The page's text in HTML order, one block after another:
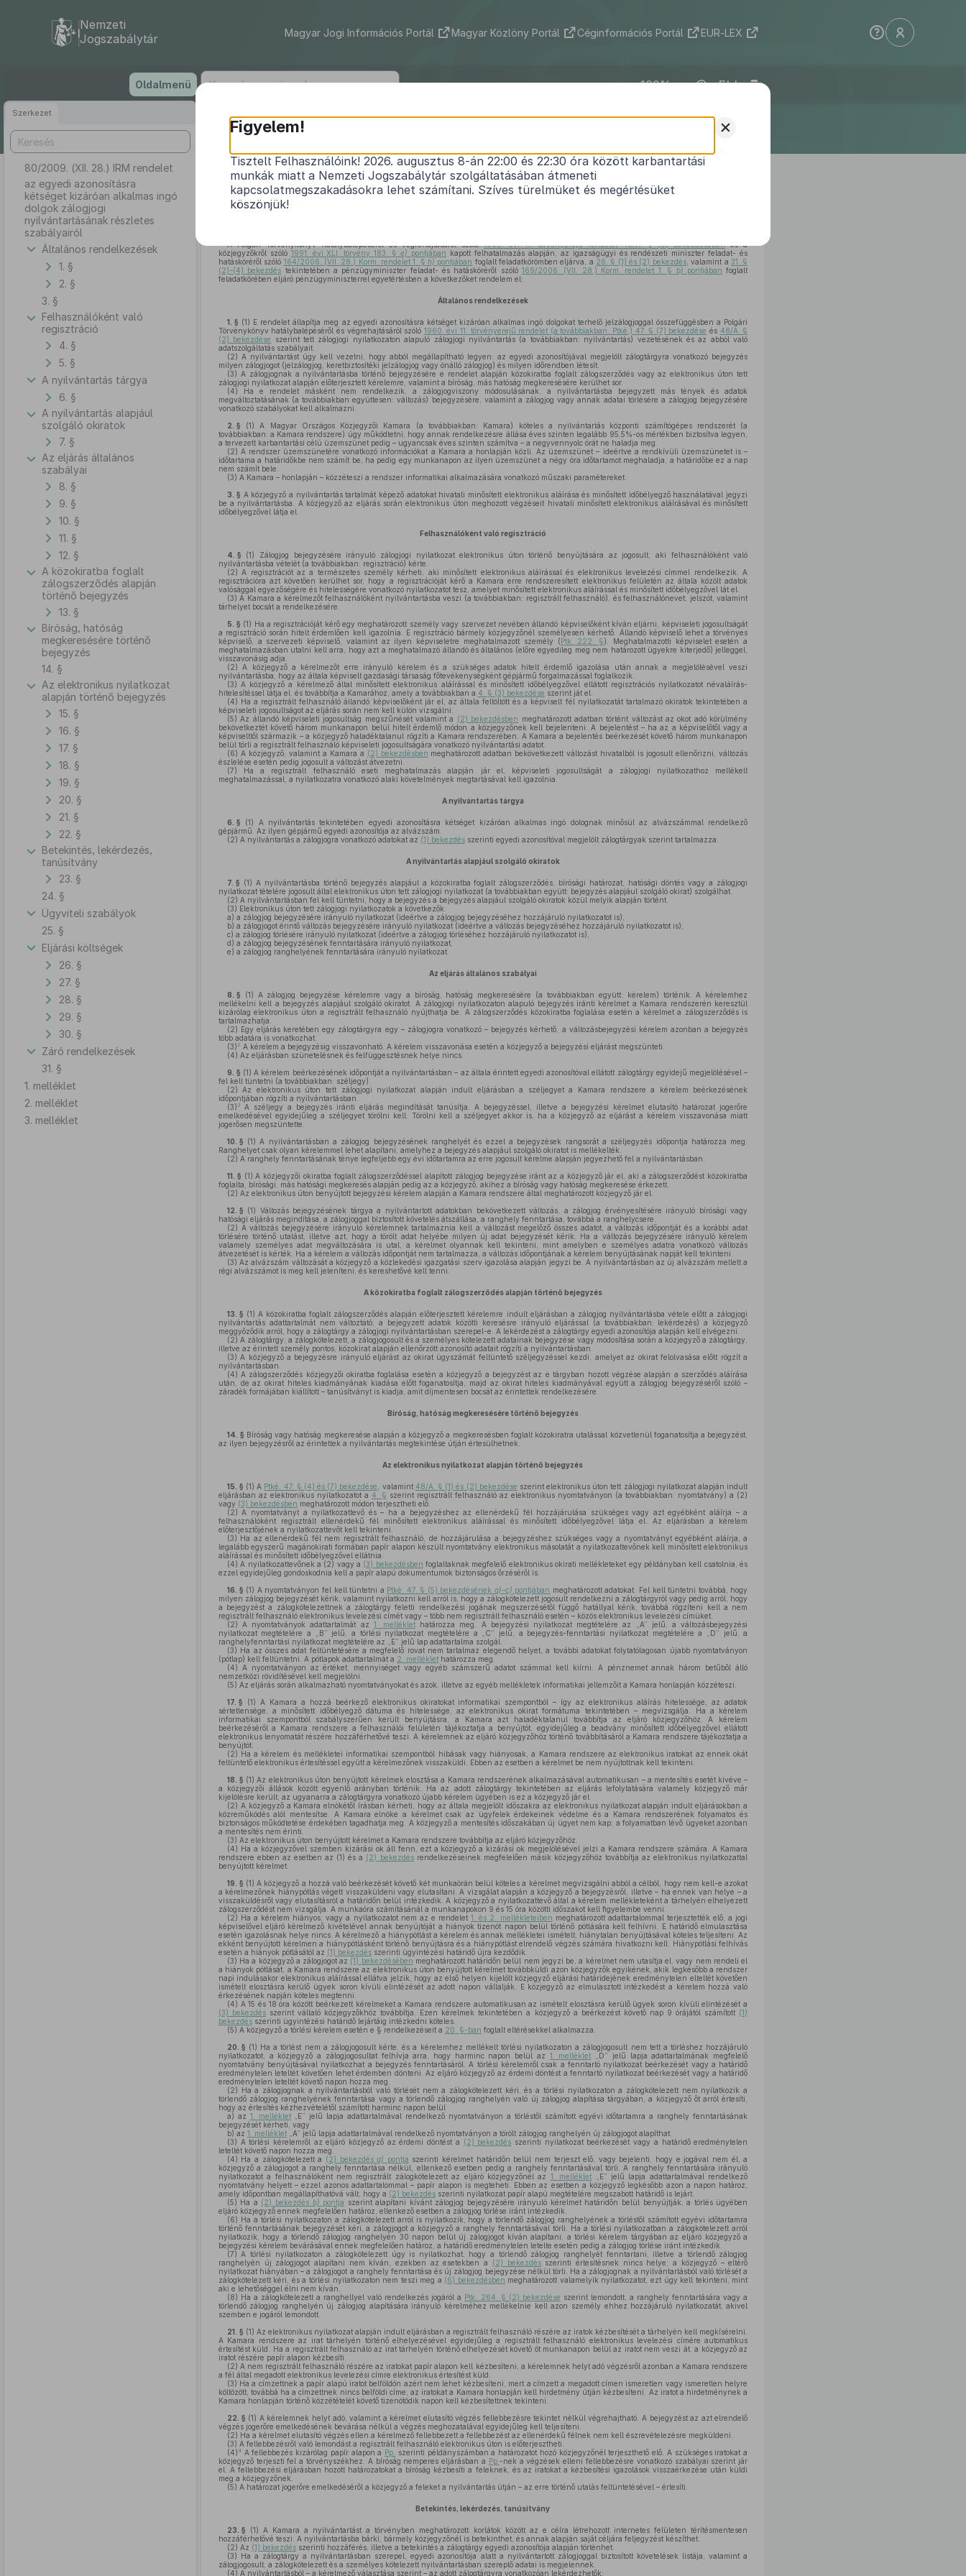
tartalomra
Nemzeti
Jogszabálytár
Magyar Jogi Információs Portál Magyar Közlöny Portál Céginformációs Portál EUR-LEX
Oldalmenü ELI
Szerkezet
80/2009. (XII. 28.) IRM rendelet
az egyedi azonosításra
kétséget kizáróan alkalmas ingó
dolgok zálogjogi
nyilvántartásának részletes
szabályairól
Általános rendelkezések
1. §
2. §
3. §
Felhasználóként való
regisztráció
4. §
5. §
A nyilvántartás tárgya
6. §
A nyilvántartás alapjául
szolgáló okiratok
7. §
Az eljárás általános
szabályai
8. §
9. §
10. §
11. §
12. §
A közokiratba foglalt
zálogszerződés alapján
történő bejegyzés
13. §
Bíróság, hatóság
megkeresésére történő
bejegyzés
14. §
Az elektronikus nyilatkozat
alapján történő bejegyzés
15. §
16. §
17. §
18. §
19. §
20. §
21. §
22. §
Betekintés, lekérdezés,
tanúsítvány
23. §
24. §
Ügyviteli szabályok
25. §
Eljárási költségek
26. §
27. §
28. §
29. §
30. §
Záró rendelkezések
31. §
1. melléklet
2. melléklet
3. melléklet
80/2009. (XII. 28.) IRM rendelet
az egyedi azonosításra kétséget kizáróan alkalmas ingó dolgok zálogjogi
nyilvántartásának részletes szabályairól
A Polgári Törvénykönyv hatálybalépéséről és végrehajtásáról szóló1960. évi 11. törvényerejű rendelet 48/A. § (6) bekezdésébenés a
közjegyzőkről szóló 1991. évi XLI. törvény 183. §e) pontjában kapott felhatalmazás alapján, az igazságügyi és rendészeti miniszter feladat- és
hatásköréről szóló 164/2006. (VII. 28.) Korm. rendelet 1. § h) pontjában foglalt feladatkörömben eljárva, a 26. § (1) és (2) bekezdés, valamint a 31. §
(2)–(4) bekezdés tekintetében a pénzügyminiszter feladat- és hatásköréről szóló 169/2006. (VII. 28.) Korm. rendelet 1. § b) pontjában foglalt
feladatkörében eljáró pénzügyminiszterrel egyetértésben a következőket rendelem el:
Általános rendelkezések
1. § (1) E rendelet állapítja meg az egyedi azonosításra kétséget kizáróan alkalmas ingó dolgokat terhelő jelzálogjoggal összefüggésben a Polgári
Törvénykönyv hatálybalépéséről és végrehajtásáról szóló 1960. évi 11. törvényerejű rendelet (a továbbiakban: Ptké.) 47. § (7) bekezdése és 48/A. §
(2) bekezdése
szerint tett zálogjogi nyilatkozaton alapuló zálogjogi nyilvántartás (a továbbiakban: nyilvántartás) vezetésének és az abból való
adatszolgáltatás szabályait.
(2) A nyilvántartást úgy kell vezetni, hogy abból megállapítható legyen: az egyedi azonosítójával megjelölt zálogtárgyra vonatkozó bejegyzés
milyen zálogjogot (jelzálogjog, keretbiztosítéki jelzálogjog vagy önálló zálogjog) és milyen időrendben létesít.
(3) A zálogjognak a nyilvántartásba történő bejegyzésére e rendelet alapján közokiratba foglalt zálogszerződés vagy az elektronikus úton tett
zálogjogi nyilatkozat alapján előterjesztett kérelemre, valamint a bíróság, más hatóság megkeresésére kerülhet sor.
(4) Ha e rendelet másként nem rendelkezik, a zálogjogviszony módosulásának, a nyilvántartásba bejegyzett más tények és adatok
megváltoztatásának (a továbbiakban együttesen: változás) bejegyzésére, valamint a zálogjog vagy annak adatai törlésére a zálogjog bejegyzésére
vonatkozó szabályokat kell alkalmazni.
2. § (1) A Magyar Országos Közjegyzői Kamara (a továbbiakban: Kamara) köteles a nyilvántartás központi számítógépes rendszerét (a
továbbiakban: a Kamara rendszere) úgy működtetni, hogy annak rendelkezésre állása éves szinten legalább 95,5%-os mértékben biztosítva legyen,
a tervezett karbantartási célú üzemszünet pedig – ugyancsak éves szinten számítva – a negyvennyolc órát ne haladja meg.
(2) A rendszer üzemszünetére vonatkozó információkat a Kamara a honlapján közli. Az üzemszünet – ideértve a rendkívüli üzemszünetet is –
időtartama a határidőkbe nem számít be, ha pedig egy munkanapon az ilyen üzemszünet a négy óra időtartamot meghaladja, a határidőbe ez a nap
nem számít bele.
(3) A Kamara – honlapján – közzéteszi a rendszer informatikai alkalmazására vonatkozó műszaki paramétereket.
3. § A közjegyző a nyilvántartás tartalmát képező adatokat hivatali minősített elektronikus aláírása és minősített időbélyegző használatával jegyzi
be a nyilvántartásba. A közjegyző az eljárás során elektronikus úton meghozott végzéseit hivatali minősített elektronikus aláírásával és minősített
időbélyegzővel látja el.
Felhasználóként való regisztráció
4. § (1)
Zálogjog bejegyzésére irányuló zálogjogi nyilatkozat elektronikus úton történő benyújtására az jogosult, aki felhasználóként való
nyilvántartásba vételét (a továbbiakban: regisztráció) kérte.
(2) A regisztrációt az a természetes személy kérheti, aki minősített elektronikus aláírással és elektronikus levelezési címmel rendelkezik. A
regisztrációra azt követően kerülhet sor, hogy a regisztrációját kérő a Kamara erre rendszeresített elektronikus felületén az általa közölt adatok
valósággal egyezőségére és hitelességére vonatkozó nyilatkozatot tesz, amelyet minősített elektronikus aláírással és minősített időbélyegzővel lát el.
(3) A Kamara a kérelmezőt felhasználóként nyilvántartásba veszi (a továbbiakban: regisztrált felhasználó), és felhasználónevet, jelszót, valamint
tárhelyet bocsát a rendelkezésére.
5. § (1) Ha a regisztrációját kérő egy meghatározott személy vagy szervezet nevében állandó képviselőként kíván eljárni, képviseleti jogosultságát
a regisztráció során hitelt érdemlően kell igazolnia. E regisztráció bármely közjegyzőnél személyesen kérhető. Állandó képviselő lehet a törvényes
képviselő, a szervezeti képviselő, valamint az ilyen képviseletre meghatalmazott személy (Ptk. 222. §). Meghatalmazotti képviselet esetén a
meghatalmazásban utalni kell arra, hogy azt a meghatalmazó állandó és általános (előre egyedileg meg nem határozott ügyekre kiterjedő) jelleggel,
visszavonásig adja.
(2) A közjegyző a kérelmezőt erre irányuló kérelem és a szükséges adatok hitelt érdemlő igazolása után annak a megjelölésével veszi
nyilvántartásba, hogy az általa képviselt gazdasági társaság főtevékenységként gépjármű forgalmazással foglalkozik.
(3) A közjegyző a kérelmező által minősített elektronikus aláírással és minősített időbélyegzővel ellátott regisztrációs nyilatkozatot névaláírás-
hitelesítéssel látja el, és továbbítja a Kamarához, amely a továbbiakban a 4. § (3) bekezdése szerint ját el.
(4) Ha a regisztrált felhasználó állandó képviselőként jár el, az általa feltöltött és a képviselt fél nyilatkozatát tartalmazó okiratok tekintetében a
képviseleti jogosultságot az eljárás során nem kell külön vizsgálni.
(5) Az állandó képviseleti jogosultság megszűnését valamint a (2) bekezdésben meghatározott adatban történt változást az okot adó körülmény
bekövetkeztét követő három munkanapon belül hitelt érdemlő módon a közjegyzőnek kell bejelenteni. A bejelentést – ha az a képviselőtől vagy a
képviselttől származik – a közjegyző haladéktalanul rögzíti a Kamara rendszerében. A Kamara a bejelentés beérkezését követő három munkanapon
belül törli a regisztrált felhasználó képviseleti jogosultságára vonatkozó nyilvántartási adatot.
(6) A közjegyző, valamint a Kamara a (2) bekezdésben meghatározott adatban bekövetkezett változást hivatalból is jogosult ellenőrizni, változás
észlelése esetén pedig jogosult a változást átvezetni.
(7) Ha a regisztrált felhasználó eseti meghatalmazás alapján jár el, képviseleti jogosultságát a zálogjogi nyilatkozathoz mellékelt
meghatalmazással, a nyilatkozatra vonatkozó alaki követelmények megtartásával kell igazolnia.
A nyilvántartás tárgya
6. § (1) A nyilvántartás tekintetében egyedi azonosításra kétséget kizáróan alkalmas ingó dolognak minősül az alvázszámmal rendelkező
gépjármű. Az ilyen gépjármű egyedi azonosítója az alvázszám.
(2) A nyilvántartás a zálogjogra vonatkozó adatokat az (1) bekezdésszerinti egyedi azonosítóval megjelölt zálogtárgyak szerint tartalmazza.
A nyilvántartás alapjául szolgáló okiratok
7. § (1) A nyilvántartásba történő bejegyzés alapjául a közokiratba foglalt zálogszerződés, bírósági határozat, hatósági döntés vagy a zálogjogi
nyilatkozat tételére jogosult által elektronikus úton tett zálogjogi nyilatkozat (a továbbiakban együtt: bejegyzés alapjául szolgáló okirat) szolgálhat.
(2) A nyilvántartásban fel kell tüntetni, hogy a bejegyzés a bejegyzés alapjául szolgáló okiratok közül melyik alapján történt.
(3) Elektronikus úton tett zálogjogi nyilatkozatok a következők:
a) a zálogjog bejegyzésére irányuló nyilatkozat (ideértve a zálogjog bejegyzéséhez hozzájáruló nyilatkozatot is),
b) a zálogjogot érintő változás bejegyzésére irányuló nyilatkozat (ideértve a változás bejegyzéséhez hozzájáruló nyilatkozatot is),
c) a zálogjog törlésére irányuló nyilatkozat (ideértve a zálogjog törléséhez hozzájáruló nyilatkozatot is),
d) a zálogjog bejegyzésének fenntartására irányuló nyilatkozat,
e) a zálogjog ranghelyének fenntartására irányuló nyilatkozat.
Az eljárás általános szabályai
8. § (1) A zálogjog bejegyzése kérelemre vagy a bíróság, hatóság megkeresésére (a továbbiakban együtt: kérelem) történik. A kérelemhez
mellékelni kell a bejegyzés alapjául szolgáló okiratot. A zálogjogi nyilatkozaton alapuló bejegyzés iránti kérelmet a Kamara rendszerén keresztül
kizárólag elektronikus úton a regisztrált felhasználó nyújthatja be. A zálogszerződés közokiratba foglalása esetén a kérelmet a zálogszerződés is
tartalmazhatja.
(2) Egy eljárás keretében egy zálogtárgyra egy – zálogjogra vonatkozó – bejegyzés kérhető, a változásbejegyzési kérelem azonban a bejegyzés
több adatára is vonatkozhat.
(3) 2 A kérelem a bejegyzésig visszavonható. A kérelem visszavonása esetén a közjegyző a bejegyzési eljárást megszünteti.
(4) Az eljárásban szünetelésnek és felfüggesztésnek helye nincs.
9. § (1) A kérelem beérkezésének időpontját a nyilvántartásban – az általa érintett egyedi azonosítóval ellátott zálogtárgy egyidejű megjelölésével –
fel kell tüntetni (a továbbiakban: széljegy).
(2) Az elektronikus úton tett zálogjogi nyilatkozat alapján indult eljárásban a széljegyet a Kamara rendszere a kérelem beérkezésének
időpontjában rögzíti a nyilvántartásban.
(3) 3A széljegy a bejegyzés iránti eljárás megindítását tanúsítja. A bejegyzéssel, illetve a bejegyzési kérelmet elutasító határozat jogerőre
emelkedésével egyidejűleg a széljegyet törölni kell. Törölni kell a széljegyet akkor is, ha a közjegyző az eljárást a kérelem visszavonása miatt
jogerősen megszüntette.
10. § (1) A nyilvántartásban a zálogjog bejegyzésének ranghelyét és ezzel a bejegyzések rangsorát a széljegyzés időpontja határozza meg.
Ranghelyet csak olyan kérelemmel lehet alapítani, amelyhez a bejegyzés alapjául szolgáló okiratot is mellékelték.
(2) A ranghely fenntartásának ténye legfeljebb egy évi időtartamra az erre jogosult kérelme alapján jegyezhető fel a nyilvántartásban.
11. § (1) A közjegyzői okiratba foglalt zálogszerződéssel alapított zálogjog bejegyzése iránt az a közjegyző jár el, aki a zálogszerződést közokiratba
foglalta, bírósági, más hatósági megkeresés alapján pedig az a közjegyző, akihez a bíróság vagy hatóság megkeresése érkezett.
(2) Az elektronikus úton benyújtott bejegyzési kérelem alapján a Kamara rendszere által meghatározott közjegyző jár el.
12. § (1) Változás bejegyzésének tárgya a nyilvántartott adatokban bekövetkezett változás, a zálogjog érvényesítésére irányuló bírósági vagy
hatósági eljárás megindítása, a zálogjoggal biztosított követelés átszállása, a ranghely fenntartása, továbbá a ranghelycsere.
(2) A változás bejegyzésére irányuló kérelemnek tartalmaznia kell a változást megelőző összes adatot, a változás időpontját és a korábbi adat
törlésére történő utalást, illetve azt, hogy a törölt adat helyébe milyen új adat bejegyzését kérik. Ha a változás bejegyzésére irányuló kérelem
valamely személyes adat megváltozására is utal, a kérelmet olyannak kell tekinteni, mint amelyben e személyes adatra vonatkozó változás
átvezetését is kérték. Ha a kérelem a változás időpontját nem tartalmazza, a változás időpontjának a kérelem benyújtásának napját kell tekinteni.
(3) Az alvázszám változását a közjegyző a közlekedési igazgatási szerv igazolása alapján jegyzi be. A nyilvántartásban az új alvázszám mellett a
régi alvázszámot is meg kell jeleníteni, és kereshetővé kell tenni.
A közokiratba foglalt zálogszerződés alapján történő bejegyzés
13. § (1) A közokiratba foglalt zálogszerződés alapján előterjesztett kérelemre indult eljárásban a zálogjog nyilvántartásba vétele előtt a zálogjogi
nyilvántartás adattartalmát nem változtató, a bejegyzett adatok közötti keresésre irányuló eljárással (a továbbiakban: lekérdezés) a közjegyző
meggyőződik arról, hogy a zálogtárgy a zálogjogi nyilvántartásban szerepel-e. A lekérdezést a zálogtárgy egyedi azonosítója alapján kell elvégezni.
(2) A zálogtárgy, a zálogkötelezett, a zálogjogosult és a személyes kötelezett adatainak bejegyzése vagy módosítása során a közjegyző a zálogtárgy,
illetve az érintett személy pontos, közokirat alapján ellenőrzött azonosító adatait rögzíti a nyilvántartásban.
(3) A közjegyző a bejegyzésre irányuló eljárást az okirat ügyszámát feltüntető széljegyzéssel kezdi, amelyet az okirat felolvasása előtt rögzít a
nyilvántartásban.
(4) A zálogszerződés közjegyzői okiratba foglalása esetén a közjegyző a bejegyzést az e tárgyban hozott végzése alapján a szerződés aláírása
után, de az okirat hiteles kiadmányának kiadása előtt foganatosítja, majd az okirat hiteles kiadmányával együtt a zálogjog bejegyzéséről szóló –
záradék formájában kiállított – tanúsítványt is kiadja, amit díjmentesen bocsát az érintettek rendelkezésére.
Bíróság, hatóság megkeresésére történő bejegyzés
14. § Bíróság vagy hatóság megkeresése alapján a közjegyző a megkeresésben foglalt közokiratra utalással közvetlenül foganatosítja a bejegyzést,
az ilyen bejegyzésről az érintettek a nyilvántartás megtekintése útján értesülhetnek.
Az elektronikus nyilatkozat alapján történő bejegyzés
15. § (1) A Ptké. 47. § (4) és (7) bekezdése , valamint 48/A. § (1) és (2) bekezdése szerint elektronikus úton tett zálogjogi nyilatkozat alapján indult
eljárásban az elektronikus nyilatkozatot a 4. § szerint regisztrált felhasználó az elektronikus nyomtatványon (a továbbiakban: nyomtatvány) a (2)
vagy (3) bekezdésben meghatározott módon terjesztheti elő.
(2) A nyomtatványt a nyilatkozattevő és – ha a bejegyzéshez az ellenérdekű fél hozzájárulása szükséges vagy azt egyébként aláírja – a
felhasználóként regisztrált ellenérdekű fél minősített elektronikus aláírással és minősített időbélyegzővel látja el. Az eljárásban a kérelem
előterjesztőjének a nyilatkozattevőt kell tekinteni.
(3) Ha az ellenérdekű fél nem regisztrált felhasználó, de hozzájárulása a bejegyzéshez szükséges vagy a nyomtatványt egyébként aláírja, a
legalább egyszerű magánokirati formában papír alapon készült nyomtatvány elektronikus másolatát a nyilatkozattevőnek kell minősített elektronikus
aláírással és minősített időbélyegzővel ellátnia.
(4) A nyilatkozattevőnek a (2) vagy a (3) bekezdésben foglaltaknak megfelelő elektronikus okirati mellékleteket egy példányban kell csatolnia, és
ezzel egyidejűleg gondoskodnia kell a papír alapú dokumentumok biztonságos őrzéséről is.
16. § (1) A nyomtatványon fel kell tüntetni a Ptké. 47. § (5) bekezdésének a)–c) pontjában meghatározott adatokat. Fel kell tüntetni továbbá, hogy
milyen zálogjog bejegyzését kérik, valamint nyilatkozni kell arról is, hogy a zálogkötelezett jogosult rendelkezni a zálogtárgyról vagy pedig arról, hogy
a bejegyzést a zálogkötelezettnek a zálogtárgy feletti rendelkezési jogának megszerzésétől függő hatállyal kérik, továbbá rögzíteni kell a nem
regisztrált felhasználó elektronikus levelezési címét vagy – több nem regisztrált felhasználó esetén – közös elektronikus levelezési címüket.
(2) A nyomtatványok adattartalmát az 1. melléklet határozza meg. A bejegyzési nyilatkozat megtételére az „A” jelű, a változásbejegyzési
nyilatkozat megtételére a „B” jelű, a törlési nyilatkozat megtételére a „C” jelű, a bejegyzés-fenntartási nyilatkozat megtételére a „D” jelű, a
ranghelyfenntartási nyilatkozat megtételére az „E” jelű lap adattartalma szolgál.
(3) Ha az összes adat feltüntetésére a megfelelő rovat nem tartalmaz elegendő helyet, a további adatokat folytatólagosan újabb nyomtatványon
(pótlap) kell feltüntetni. A pótlapok adattartalmát a 2. melléklethatározza meg.
(4) A nyomtatványon az értéket, mennyiséget vagy egyéb számszerű adatot számmal kell kiírni. A pénznemet annak három betűből álló
nemzetközi rövidítésével kell megjelölni.
(5) Az eljárás során alkalmazható nyomtatványokat és azok, illetve az egyéb mellékletek informatikai jellemzőit a Kamara honlapján közzéteszi.
17. § (1) A Kamara a hozzá beérkező elektronikus okiratokat informatikai szempontból – így az elektronikus aláírás hitelessége, az adatok
sértetlensége, a minősített időbélyegző dátuma és hitelessége, az elektronikus okirat formátuma tekintetében – megvizsgálja. Ha a kérelem
informatikai szempontból szabályszerűen került benyújtásra, a Kamara azt haladéktalanul továbbítja az eljáró közjegyzőhöz. A kérelem
beérkezéséről a Kamara rendszere a felhasználói felületén tájékoztatja a benyújtót, egyidejűleg a beadvány minősített időbélyegzővel ellátott
elektronikus lenyomatát részére hozzáférhetővé teszi. A kérelemnek az eljáró közjegyzőhöz történő továbbításáról a Kamara rendszere tájékoztatja a
benyújtót.
(2) Ha a kérelem és mellékletei informatikai szempontból hibásak vagy hiányosak, a Kamara rendszere az elektronikus iratokat az ennek okát
feltüntető elektronikus értesítéssel együtt a kérelmezőnek visszaküldi. Ebben az esetben a kérelmet be nem nyújtottnak kell tekinteni.
18. § (1) Az elektronikus úton benyújtott kérelmek elosztása a Kamara rendszerének alkalmazásával automatikusan – a mentesítés esetét kivéve –
a közjegyzői állások között egyenlő arányban történik. Ha az adott zálogtárgy tekintetében az eljárás lefolytatására valamely közjegyző már
kijelölésre került, az ugyanarra a zálogtárgyra vonatkozó újabb kérelem ügyében is ez a közjegyző jár el.
(2) A közjegyző a Kamara elnökétől írásban kérheti, hogy az általa megjelölt időszakra az elektronikus nyilatkozat alapján indult eljárásokban a
közreműködés alól mentesítse. A Kamara elnöke a kérelmet csak az ügyfelek érdekeinek védelme és a Kamara rendszerének folyamatos és
biztonságos működtetése érdekében tagadhatja meg. A közjegyző a mentesítés időszakában új ügyet nem kap; a folyamatban lévő ügyeket azonban
a mentesítés nem érinti.
(3) Az elektronikus úton benyújtott kérelmet a Kamara rendszere továbbítja az eljáró közjegyzőhöz.
(4) Ha a közjegyzővel szemben kizárási ok áll fenn, ezt a közjegyző a kizárási ok megjelölésével jelzi a Kamara rendszere számára. A Kamara
rendszere ebben az esetben az (1) és a (2) bekezdésrendelkezéseinek megfelelően másik közjegyzőhöz továbbítja az elektronikus nyilatkozattal
benyújtott kérelmet.
19. § (1) A közjegyző a hozzá való beérkezését követő két munkaórán belül köteles a kérelmet megvizsgálni abból a célból, hogy nem kell-e azokat
a kérelmezőnek hiánypótlás végett visszaküldeni vagy elutasítani. A vizsgálat alapján a közjegyző a bejegyzésről, illetve – ha ennek van helye – a
visszaküldésről vagy elutasításról a határidőn belül intézkedik. A közjegyző a nyilatkozattevő által a kérelem mellékleteként a tárhelyén elhelyezett
zálogszerződést nem vizsgálja. A munkaóra számításánál a munkanapokon 9 és 15 óra közötti időszakot kell figyelembe venni.
(2) Ha a kérelem hiányos, vagy a nyilatkozatot nem az e rendelet1. és 2. mellékleteiben meghatározott adattartalommal terjesztették elő, a jogi
képviselővel eljáró kérelmező kivételével annak benyújtóját a hiányok tizenöt napon belül történő pótlására kell felhívni. E határidő elmulasztása
esetén igazolásnak helye nincs. A kérelmező a hiánypótlást a kérelem és annak mellékletei ismételt, hiánytalan benyújtásával köteles teljesíteni. Az
ekként benyújtott kérelmen a hiánypótlásként történő benyújtásra és a hiánypótlást elrendelő végzés számára hivatkozni kell. Hiánypótlási felhívás
esetén a hiányok pótlásától az (1) bekezdésszerinti ügyintézési határidő újra kezdődik.
(3) Ha a közjegyző a zálogjogot az (1) bekezdésében meghatározott határidőn belül nem jegyzi be, a kérelmet nem utasítja el, vagy nem rendeli el
a hiányok pótlását, a Kamara rendszere az elektronikus úton benyújtott kérelmet továbbküldi azon közjegyzők egyikének, akik legkésőbb a rendszer
napi indulásakor elektronikus aláírással ellátva jelzik, hogy az első helyen kijelölt közjegyző eljárási határidejének eredménytelen elteltét követően
ismételt elosztásra kerülő ügyek soron kívüli elintézését az adott napon vállalják. E közjegyző az elmulasztott intézkedést a kérelem hozzá való
érkezésének napján köteles megtenni.
(4) A 15 és 18 óra között beérkezett kérelmeket a Kamara rendszere automatikusan az ismételt elosztásra kerülő ügyek soron kívüli elintézését a
(3) bekezdésszerint vállaló közjegyzőkhöz továbbítja. Ezen kérelmek tekintetében a közjegyző a beérkezést követő nap 9 órájától számított (1)
bekezdésszerinti ügyintézési határidő lejártáig intézkedni köteles.
(5) A közjegyző a törlési kérelem esetén e § rendelkezéseit a 20. §-ban foglalt eltérésekkel alkalmazza.
20. § (1) Ha a törlést nem a zálogjogosult kérte, és a kérelemhez mellékelt törlési nyilatkozaton a zálogjogosult nem tett a törléshez hozzájáruló
nyilatkozatot, a közjegyző a zálogjogosultat felhívja arra, hogy harminc napon belül az 1. melléklet „D” jelű lapja adattartalmának megfelelő
nyomtatvány benyújtásával nyilatkozhat a bejegyzés fenntartásáról. A törlési kérelemről csak a fenntartó nyilatkozat beérkezését vagy a határidő
eredménytelen leteltét követően lehet érdemben dönteni. Az eljáró közjegyző az érdemi döntést a fenntartó nyilatkozat beérkezését vagy a határidő
eredménytelen leteltét követő napon hozza meg.
(2) Ha a zálogjognak a nyilvántartásból való törlését nem a zálogkötelezett kéri, és a törlési nyilatkozaton a zálogkötelezett nem nyilatkozik a
törlendő zálogjog ranghelyének fenntartása vagy a törlendő zálogjog ranghelyén való új zálogjog alapítása tárgyában, a közjegyző őt arról értesíti,
hogy az értesítés kézhezvételétől számított harminc napon belül
a) az 1. melléklet„E” jelű lapja adattartalmával rendelkező nyomtatványon a törléstől számított egyévi időtartamra a ranghely fenntartásának
bejegyzését kérheti, vagy
b) az 1. melléklet„A” jelű lapja adattartalmával rendelkező nyomtatványon a törölt zálogjog ranghelyén új zálogjogot alapíthat.
(3) A törlési kérelemről az eljáró közjegyző az érdemi döntést a (2) bekezdés szerinti nyilatkozat beérkezését vagy a határidő eredménytelen
leteltét követő napon hozza meg.
(4) Ha a zálogkötelezett a (2) bekezdésa) pontja szerinti kérelmet határidőn belül nem terjeszt elő, vagy bejelenti, hogy e jogával nem él, a
közjegyző a zálogjogot a ranghely fenntartása nélkül, ellenkező esetben pedig a ranghely fenntartásával törli. A ranghely fenntartására irányuló
nyilatkozatot a felhasználóként nem regisztrált zálogkötelezett az eljáró közjegyzőnél az 1. melléklet „E” jelű lapja adattartalmával rendelkező
nyomtatvány helyett – ezzel azonos adattartalommal – papír alapon is megteheti. Ebben az esetben a közjegyző legkésőbb azon a napon határoz,
amely időpontban megállapíthatóvá vált, hogy a (2) bekezdésszerinti nyilatkozat papír alapú megtételére megszabott határidő is lejárt.
(5) Ha a (2) bekezdés b) pontja szerint alapítani kívánt zálogjog bejegyzésére irányuló kérelmet határidőn belül benyújtják, a törlés ügyében
eljáró közjegyző ennek megfelelően határoz, ellenkező esetben a zálogjog törlése iránt intézkedik.
(6) Ha a törlési nyilatkozaton a zálogkötelezett arról is nyilatkozik, hogy a törlendő zálogjog ranghelyének a törléstől számított egyévi időtartamra
történő fenntartásának bejegyzését kéri, a zálogjogot a közjegyző a ranghely fenntartásával törli. Ha a törlési nyilatkozatban a zálogkötelezett arról
nyilatkozik, hogy a törlendő zálogjog ranghelyén 30 napon belül új zálogjogot kíván alapítani, a törlési kérelem tárgyában az eljáró közjegyző a
bejegyzési kérelem bevárásával ennek megfelelően határoz, a határidő eredménytelen letelte esetén pedig a zálogjog törlése iránt intézkedik.
(7) A törlési nyilatkozaton a zálogkötelezett úgy is nyilatkozhat, hogy a törlendő zálogjog ranghelyét fenntartani, illetve a törlendő zálogjog
ranghelyén új zálogjogot alapítani nem kíván, ezekben az esetekben a (2) bekezdésszerinti értesítésnek nincs helye; a közjegyző – eltérő
nyilatkozat hiányában – a zálogjogot a ranghely fenntartása és új zálogjog bejegyzése nélkül törli. Ha a zálogjognak a nyilvántartásból való törlését a
zálogkötelezett kéri, és a törlési nyilatkozaton nem teszi meg a (6) bekezdésben meghatározott valamelyik nyilatkozatot, ezt úgy kell tekinteni, mint
aki e lehetőséggel élni nem kíván.
(8) Ha a zálogkötelezett a ranghellyel való rendelkezés jogáról a Ptk. 264. § (2) bekezdése szerint lemondott, a ranghely fenntartására vagy a
törlendő zálogjog ranghelyén új zálogjog alapítására irányuló kérelméhez mellékelnie kell azon személy ehhez hozzájáruló nyilatkozatát, akivel
szemben e jogáról lemondott.
21. § (1) Az elektronikus nyilatkozat alapján indult eljárásban a regisztrált felhasználó részére az iratok kézbesítését a tárhelyén kell megkísérelni.
A Kamara rendszere az irat tárhelyén történő elhelyezésével egyidejűleg a regisztrált felhasználó elektronikus levelezési címére automatikus
értesítést küld. Ha a regisztrált felhasználó az irat tárhelyén történő elhelyezését követő öt munkanapon belül az iratot nem veszi át, a közjegyző az
iratot részére papír alapon kézbesíti.
(2) A nem regisztrált felhasználó részére az iratokat papír alapon kell kézbesíteni, a kérelemnek helyt adó végzésről azonban a Kamara rendszere
a fél által megadott elektronikus levelezési címre elektronikus értesítést küld.
(3) Ha a címzettnek a papír alapú iratot belföldön azért nem lehet kézbesíteni, mert a címzett a megadott címen ismeretlen vagy ismeretlen helyre
költözött, továbbá ha a címzettnek nincs belföldi címe, az iratokat a Kamara honlapján kell hirdetmény útján kézbesíteni. Az iratot a hirdetménynek a
Kamara honlapján történő közzétételét követő tizenötödik napon kell kézbesítettnek tekinteni.
22. § (1) A kérelemnek helyt adó, valamint a kérelmet elutasító végzés fellebbezésre tekintet nélkül végrehajtható. A bejegyzést az azt elrendelő
végzés jogerőre emelkedésének bevárása nélkül a végzés meghozatalával egyidejűleg kell teljesíteni.
(2) Ha a kérelmet elutasító végzés ellen a kérelmező fellebbezett a fellebbezést az ellenérdekű félnek nem kell észrevételezésre megküldeni.
(3) A fellebbezésről való lemondást a regisztrált felhasználó elektronikus úton is előterjesztheti.
(4)4A fellebbezés kizárólag papír alapon a Pp.
szerinti példányszámban a határozatot hozó közjegyzőnél terjeszthető elő. A szükséges iratokat a
közjegyző terjeszti fel a törvényszékhez. A bíróság nemperes eljárásban a Pp. -nek a végzések elleni fellebbezésre vonatkozó szabályai szerint jár
el. A fellebbezési eljárásban hozott határozatokat a bíróság kézbesíti a feleknek, és az iratokat a kézbesítési igazolások visszaérkezése után küldi
meg a közjegyzőnek.
(5) A határozat jogerőre emelkedéséről a közjegyző a feleket a nyilvántartás útján – az erre történő utalás feltüntetésével – értesíti.
Betekintés, lekérdezés, tanúsítvány
23. § (1) A Kamara a nyilvántartást a törvényben meghatározott korlátok között az e célra létrehozott internetes felületen térítésmentesen
hozzáférhetővé teszi. A nyilvántartásba bárki, bármely közjegyzőnél is betekinthet, és annak alapján saját céljára feljegyzést készíthet.
(2) Az (1) bekezdésszerinti hozzáférés, illetve a betekintés a zálogtárgy egyedi azonosítója alapján történhet.
(3) Ha a zálogtárgy a nyilvántartásban szerepel, egyedi azonosítója alatt a nyilvántartott zálogjoggal biztosított követelések listája, valamint a
zálogjogosult, a zálogkötelezett és a személyes kötelezett nyilvántartásban szereplő adatai is megjelennek.
(4) A nyilvántartásból – a kérelmező választása szerint – az adott zálogtárgyra vonatkozóan lekérdezhetők:
+
Figyelem!
Tisztelt Felhasználóink! 2026. augusztus 8-án 22:00 és 22:30 óra között karbantartási
munkák miatt a Nemzeti Jogszabálytár szolgáltatásában átmeneti
kapcsolatmegszakadásokra lehet számítani. Szíves türelmüket és megértésüket
köszönjük!